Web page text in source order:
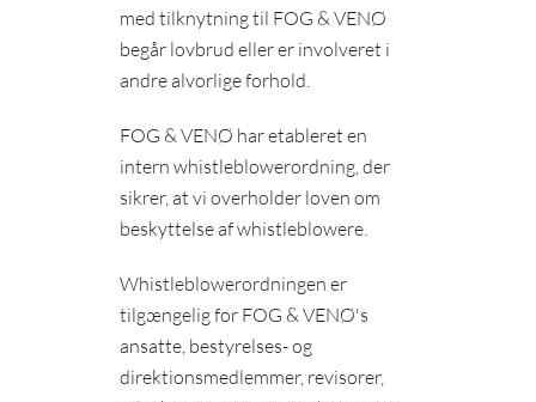
med tilknytning til FOG & VENØ
begår lovbrud eller er involveret i
andre alvorlige forhold.
FOG & VENØ har etableret en
intern whistleblowerordning, der
sikrer, at vi overholder loven om
beskyttelse af whistleblowere.
Whistleblowerordningen er
tilgængelig for FOG & VENØ's
ansatte, bestyrelses- og
direktionsmedlemmer, revisorer,